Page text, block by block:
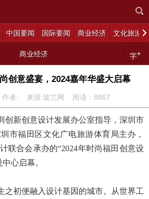
中国要闻 国际要闻 商业经济 文化旅游
商业经济 字+
创意盛宴，2024嘉年华盛大启幕
者: 来源:波兰网 阅读： 8867
新创意设计发展办公室指导，深圳市
市福田区文化广电旅游体育局主办，
联合会承办的“2024年时尚福田创意设
心启幕。
初便融入设计基因的城市。从世界工